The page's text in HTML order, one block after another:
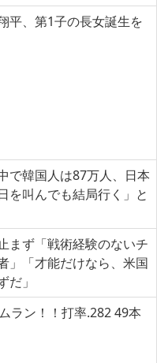
平、第1子の長女誕生を
で韓国人は87万人、日本
を叫んでも結局行く」と
まず「戦術経験のないチ
」「才能だけなら、米国
だ」
ラン！！打率.282 49本